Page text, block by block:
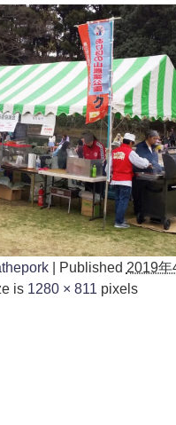
Published 2019年
is 1280 × 811 pixels